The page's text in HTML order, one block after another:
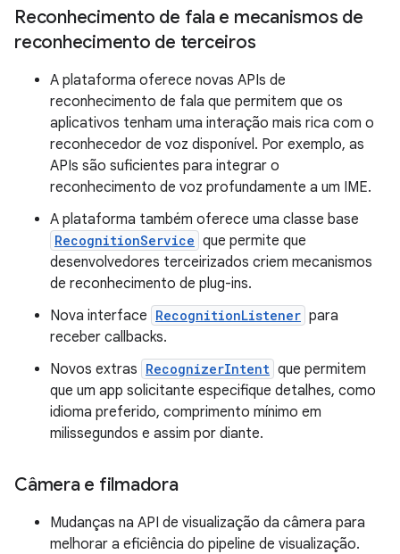
Reconhecimento de fala e mecanismos de
reconhecimento de terceiros
A plataforma oferece novas APIs de
reconhecimento de fala que permitem que os
aplicativos tenham uma interação mais rica com o
reconhecedor de voz disponível. Por exemplo, as
APIs são suficientes para integrar o
reconhecimento de voz profundamente a um IME.
A plataforma também oferece uma classe base
RecognitionService que permite que
desenvolvedores terceirizados criem mecanismos
de reconhecimento de plug-ins.
Nova interface RecognitionListener para
receber callbacks.
Novos extras RecognizerIntent que permitem
que um app solicitante especifique detalhes, como
idioma preferido, comprimento mínimo em
milissegundos e assim por diante.
Câmera e filmadora
Mudanças na API de visualização da câmera para
melhorar a eficiência do pipeline de visualização.